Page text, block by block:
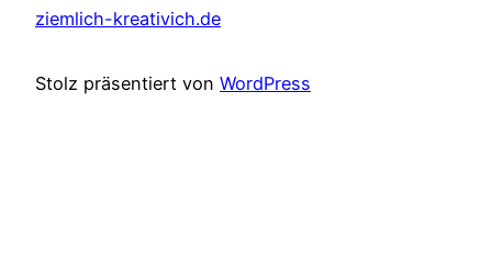
ziemlich-kreativich.de
Stolz präsentiert von WordPress